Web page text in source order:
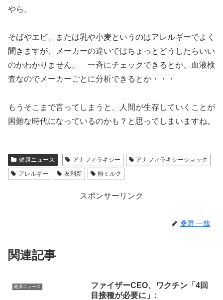
やら。
そばやエビ、または乳や小麦というのはアレルギーでよく
聞きますが、メーカーの違いではちょっとどうしたらいい
のかわかりません。 一斉にチェックできるとか、血液検
査なのでメーカーごとに分析できるとか・・・
もうそこまで言ってしまうと、人間が生存していくことが
困難な時代になっているのかも？と思ってしまいますね。
健康ニュース アナフィラキシー
アナフィラキシーショック
アレルギー
友利新 粉ミルク
スポンサーリンク
桑野 一哉
関連記事
健康ニュース
ファイザーCEO、ワクチン「4回
目接種が必要に」: